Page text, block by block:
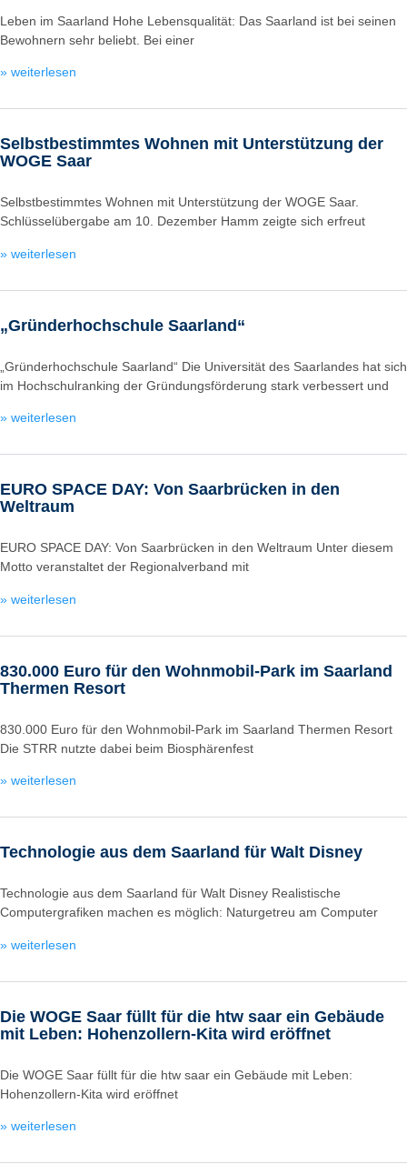
Leben im Saarland Hohe Lebensqualität: Das Saarland ist bei seinen
Bewohnern sehr beliebt. Bei einer
» weiterlesen
Selbstbestimmtes Wohnen mit Unterstützung der
WOGE Saar
Selbstbestimmtes Wohnen mit Unterstützung der WOGE Saar.
Schlüsselübergabe am 10. Dezember Hamm zeigte sich erfreut
» weiterlesen
„Gründerhochschule Saarland“
„Gründerhochschule Saarland“ Die Universität des Saarlandes hat sich
im Hochschulranking der Gründungsförderung stark verbessert und
» weiterlesen
EURO SPACE DAY: Von Saarbrücken in den
Weltraum
EURO SPACE DAY: Von Saarbrücken in den Weltraum Unter diesem
Motto veranstaltet der Regionalverband mit
» weiterlesen
830.000 Euro für den Wohnmobil-Park im Saarland
Thermen Resort
830.000 Euro für den Wohnmobil-Park im Saarland Thermen Resort
Die STRR nutzte dabei beim Biosphärenfest
» weiterlesen
Technologie aus dem Saarland für Walt Disney
Technologie aus dem Saarland für Walt Disney Realistische
Computergrafiken machen es möglich: Naturgetreu am Computer
» weiterlesen
Die WOGE Saar füllt für die htw saar ein Gebäude
mit Leben: Hohenzollern-Kita wird eröffnet
Die WOGE Saar füllt für die htw saar ein Gebäude mit Leben:
Hohenzollern-Kita wird eröffnet
» weiterlesen